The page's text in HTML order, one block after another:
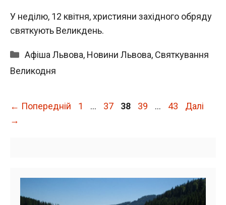
У неділю, 12 квітня, християни західного обряду
святкують Великдень.
Категорії
Афіша Львова, Новини Львова, Святкування
Великодня
← Попередній Сторінка
1 … Сторінка
37 Сторінка
38 Сторінка
39 … Сторінка
43
Далі
→